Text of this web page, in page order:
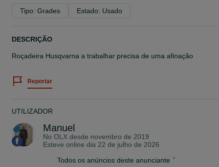
Tipo: Grades Estado: Usado
DESCRIÇÃO
Roçadeira Husqvarna a trabalhar precisa de uma afinação
Reportar
UTILIZADOR
Manuel
No OLX desde novembro de 2019
Esteve online dia 22 de julho de 2026
Todos os anúncios deste anunciante